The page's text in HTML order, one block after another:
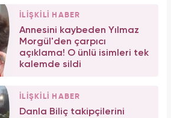
İLİŞKİLİ HABER
Annesini kaybeden Yılmaz
Morgül'den çarpıcı
açıklama! O ünlü isimleri tek
kalemde sildi
İLİŞKİLİ HABER
Danla Biliç takipçilerini